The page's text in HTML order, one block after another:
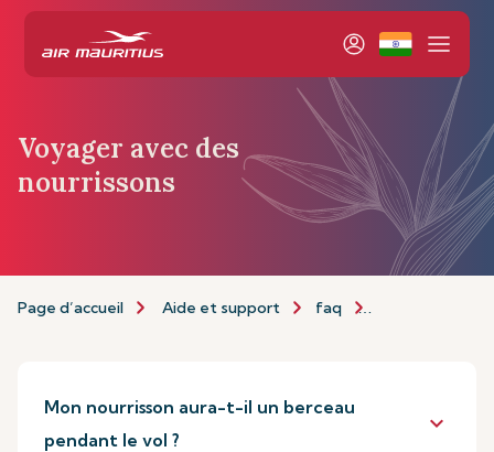
Voyager avec des
nourrissons
Page d’accueil Aide et support faq
Mon nourrisson aura-t-il un berceau
pendant le vol ?
keyboard_arrow_down